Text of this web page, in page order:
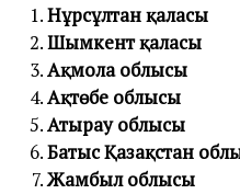
Нұрсұлтан қаласы
Шымкент қаласы
Ақмола облысы
Ақтөбе облысы
Атырау облысы
Батыс Қазақстан
Жамбыл облысы